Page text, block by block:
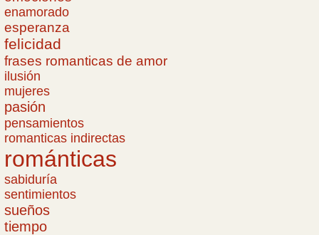
enamorado
esperanza
felicidad
frases romanticas de amor
ilusión
mujeres
pasión
pensamientos
romanticas indirectas
románticas
sabiduría
sentimientos
sueños
tiempo